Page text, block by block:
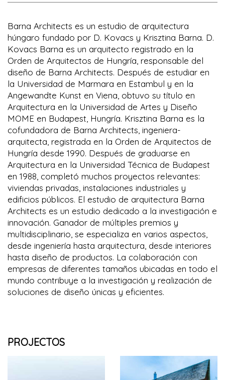
Barna Architects es un estudio de arquitectura
húngaro fundado por D. Kovacs y Krisztina Barna. D.
Kovacs Barna es un arquitecto registrado en la
Orden de Arquitectos de Hungría, responsable del
diseño de Barna Architects. Después de estudiar en
la Universidad de Marmara en Estambul y en la
Angewandte Kunst en Viena, obtuvo su título en
Arquitectura en la Universidad de Artes y Diseño
MOME en Budapest, Hungría. Krisztina Barna es la
cofundadora de Barna Architects, ingeniera-
arquitecta, registrada en la Orden de Arquitectos de
Hungría desde 1990. Después de graduarse en
Arquitectura en la Universidad Técnica de Budapest
en 1988, completó muchos proyectos relevantes:
viviendas privadas, instalaciones industriales y
edificios públicos. El estudio de arquitectura Barna
Architects es un estudio dedicado a la investigación e
innovación. Ganador de múltiples premios y
multidisciplinario, se especializa en varios aspectos,
desde ingeniería hasta arquitectura, desde interiores
hasta diseño de productos. La colaboración con
empresas de diferentes tamaños ubicadas en todo el
mundo contribuye a la investigación y realización de
soluciones de diseño únicas y eficientes.
PROJECTOS